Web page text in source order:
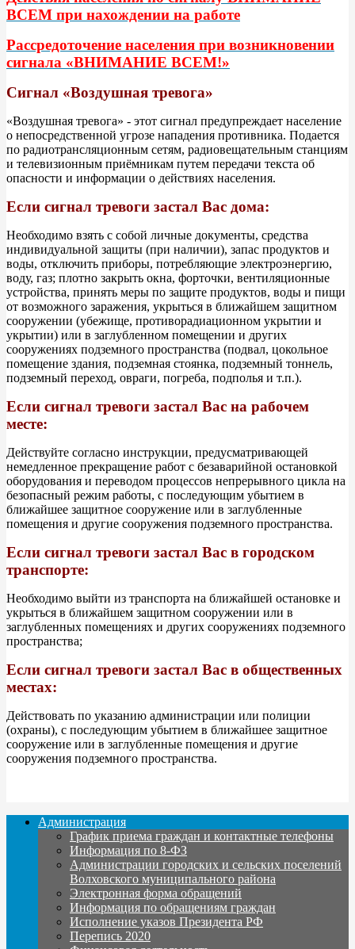
ВСЕМ при нахождении на работе
Рассредоточение населения при возникновении
сигнала «ВНИМАНИЕ ВСЕМ!»
Сигнал «Воздушная тревога»
«Воздушная тревога» - этот сигнал предупреждает население
о непосредственной угрозе нападения противника. Подается
по радиотрансляционным сетям, радиовещательным станциям
и телевизионным приёмникам путем передачи текста об
опасности и информации о действиях населения.
Если сигнал тревоги застал Вас дома:
Необходимо взять с собой личные документы, средства
индивидуальной защиты (при наличии), запас продуктов и
воды, отключить приборы, потребляющие электроэнергию,
воду, газ; плотно закрыть окна, форточки, вентиляционные
устройства, принять меры по защите продуктов, воды и пищи
от возможного заражения, укрыться в ближайшем защитном
сооружении (убежище, противорадиационном укрытии и
укрытии) или в заглубленном помещении и других
сооружениях подземного пространства (подвал, цокольное
помещение здания, подземная стоянка, подземный тоннель,
подземный переход, овраги, погреба, подполья и т.п.).
Если сигнал тревоги застал Вас на рабочем
месте:
Действуйте согласно инструкции, предусматривающей
немедленное прекращение работ с безаварийной остановкой
оборудования и переводом процессов непрерывного цикла на
безопасный режим работы, с последующим убытием в
ближайшее защитное сооружение или в заглубленные
помещения и другие сооружения подземного пространства.
Если сигнал тревоги застал Вас в городском
транспорте:
Необходимо выйти из транспорта на ближайшей остановке и
укрыться в ближайшем защитном сооружении или в
заглубленных помещениях и других сооружениях подземного
пространства;
Если сигнал тревоги застал Вас в общественных
местах:
Действовать по указанию администрации или полиции
(охраны), с последующим убытием в ближайшее защитное
сооружение или в заглубленные помещения и другие
сооружения подземного пространства.
Администрация
График приема граждан и контактные телефоны
Информация по 8-ФЗ
Администрации городских и сельских поселений
Волховского муниципального района
Электронная форма обращений
Информация по обращениям граждан
Исполнение указов Президента РФ
Перепись 2020